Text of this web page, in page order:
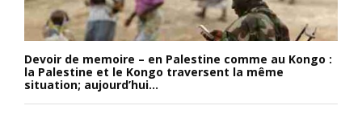
Devoir de memoire – en Palestine comme au Kongo :
la Palestine et le Kongo traversent la même
situation; aujourd’hui...